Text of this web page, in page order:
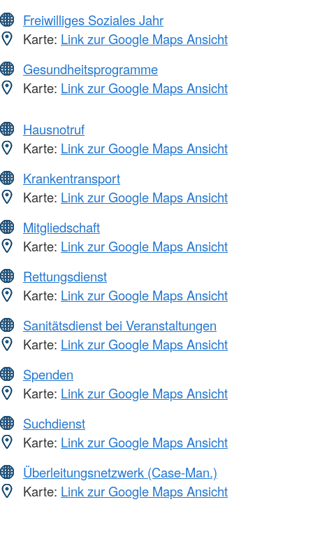
Freiwilliges Soziales Jahr
Karte: Link zur Google Maps Ansicht
Gesundheitsprogramme
Karte: Link zur Google Maps Ansicht
Hausnotruf
Karte: Link zur Google Maps Ansicht
Krankentransport
Karte: Link zur Google Maps Ansicht
Mitgliedschaft
Karte: Link zur Google Maps Ansicht
Rettungsdienst
Karte: Link zur Google Maps Ansicht
Sanitätsdienst bei Veranstaltungen
Karte: Link zur Google Maps Ansicht
Spenden
Karte: Link zur Google Maps Ansicht
Suchdienst
Karte: Link zur Google Maps Ansicht
Überleitungsnetzwerk (Case-Man.)
Karte: Link zur Google Maps Ansicht